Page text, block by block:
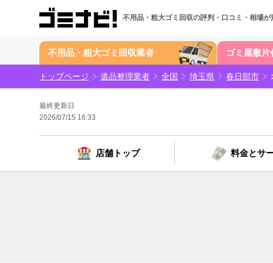
不用品・粗大ゴミ回収の評判・口コミ・相場が
不用品・粗大ゴミ回収業者 ゴミ屋敷片
トップページ 遺品整理業者 全国 埼玉県 春日部市
最終更新日
2026/07/15 16:33
店舗トップ 料金とサ